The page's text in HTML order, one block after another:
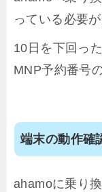
っている必要が
10日を下回っ
MNP予約番号
端末の動作確
ahamoに乗り